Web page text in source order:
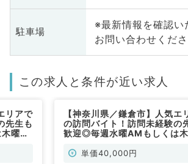
駐車場
※最新情報を確認い
お問い合わせくだ
この求人と条件が近い求人
リアで
先生も
曜
【神奈川県／鎌倉市】人気エ
の訪問バイト！訪問未経験の
歓迎◎毎週水曜AMもしくは
4月入職も可能（内科系・外科
単価40,000円